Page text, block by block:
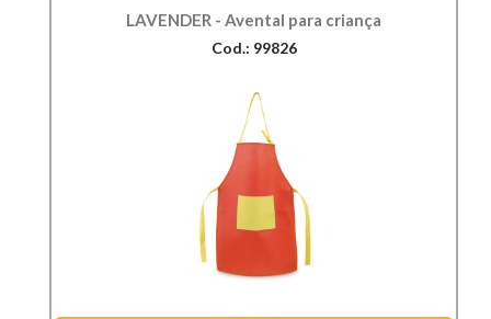
LAVENDER - Avental para criança
Cod.: 99826